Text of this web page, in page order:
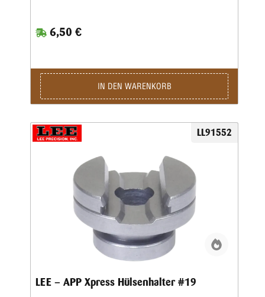
6,50 €
IN DEN WARENKORB
LL91552
LEE – APP Xpress Hülsenhalter #19